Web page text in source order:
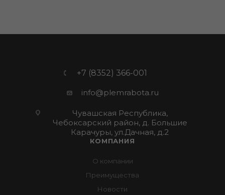
+7 (8352) 366-001
info@plemrabota.ru
Чувашская Республика,
Чебоксарский район, д. Большие
Карачуры, ул.Дачная, д.2
КОМПАНИЯ
О компании
Преимущества
Новости